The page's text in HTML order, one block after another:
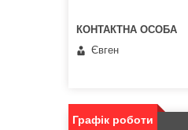
Євген
Графік роботи